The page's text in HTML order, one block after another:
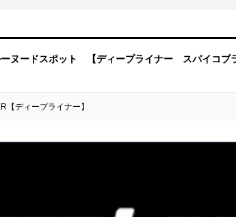
ーヌードスポット 【ディープライナー スパイコ
【ディープライナー】